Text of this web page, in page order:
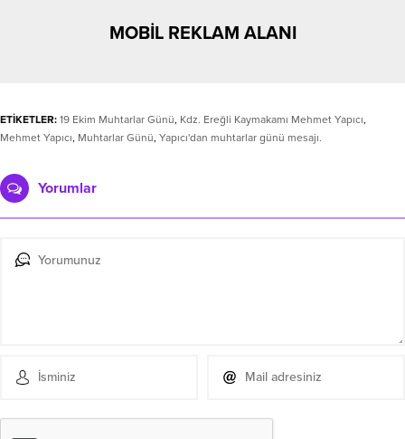
MOBİL REKLAM ALANI
ETİKETLER: 19 Ekim Muhtarlar Günü, Kdz. Ereğli Kaymakamı Mehmet Yapıcı,
Mehmet Yapıcı, Muhtarlar Günü, Yapıcı'dan muhtarlar günü mesajı.
Yorumlar